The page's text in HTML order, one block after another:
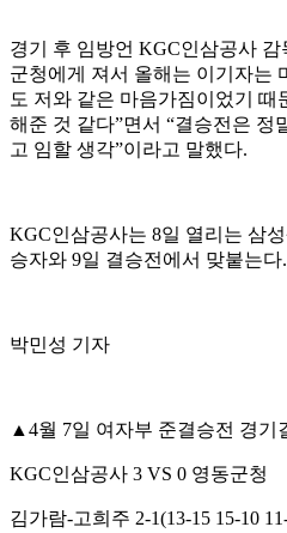
경기 후 임방언 KGC인삼공사 감
군청에게 져서 올해는 이기자는
도 저와 같은 마음가짐이었기
해준 것 같다”면서 “결승전은 정
고 임할 생각”이라고 말했다.
KGC인삼공사는 8일 열리는 삼
승자와 9일 결승전에서 맞붙는다.
박민성 기자
▲4월 7일 여자부 준결승전 경기
KGC인삼공사 3 VS 0 영동군청
김가람-고희주 2-1(13-15 15-10